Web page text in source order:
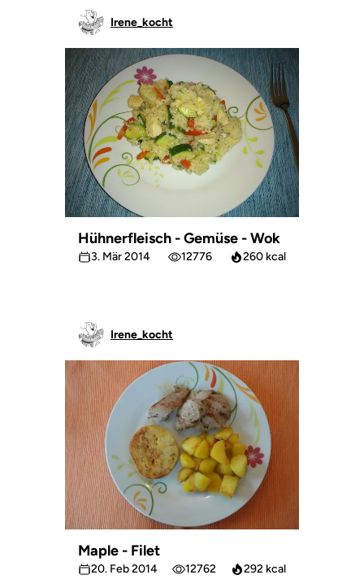
Irene_kocht
Hühnerfleisch - Gemüse - Wok
3. Mär 2014 12776 260 kcal
Irene_kocht
Maple - Filet
20. Feb 2014 12762 292 kcal